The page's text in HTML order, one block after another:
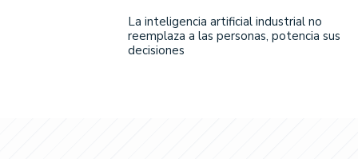
La inteligencia artificial industrial no
reemplaza a las personas, potencia sus
decisiones